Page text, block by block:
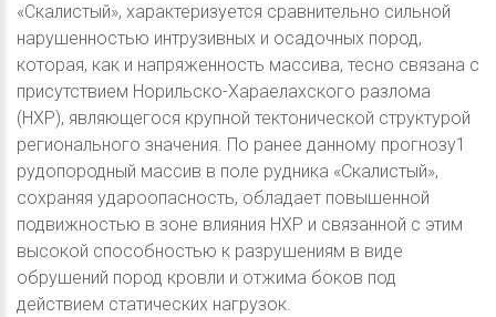
«Скалистый», характеризуется сравнительно сильной
нарушенностью интрузивных и осадочных пород,
которая, как и напряженность массива, тесно связана с
присутствием Норильско-Хараелахского разлома
(НХР), являющегося крупной тектонической структурой
регионального значения. По ранее данному прогнозу1
рудопородный массив в поле рудника «Скалистый»,
сохраняя удароопасность, обладает повышенной
подвижностью в зоне влияния НХР и связанной с этим
высокой способностью к разрушениям в виде
обрушений пород кровли и отжима боков под
действием статических нагрузок.